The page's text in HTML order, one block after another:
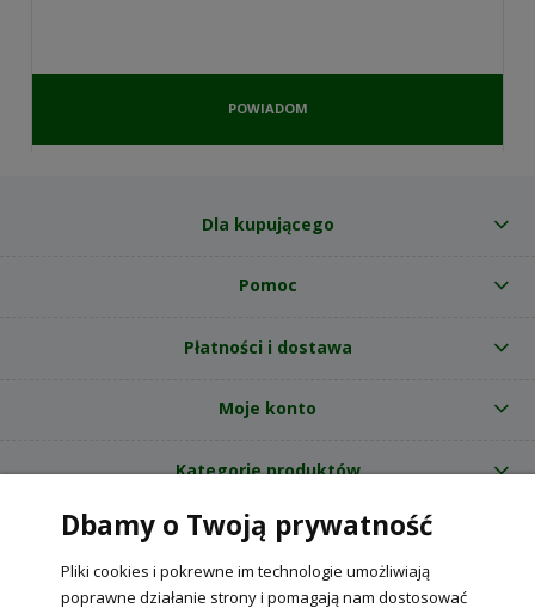
POWIADOM
DOSTĘPNOŚCI
Dla kupującego
Pomoc
Płatności i dostawa
Moje konto
Kategorie produktów
O nas
Internetowy sklep ogrodniczy z nasionami RajOgrodnika.pl
Dbamy o Twoją prywatność
Pliki cookies i pokrewne im technologie umożliwiają
poprawne działanie strony i pomagają nam dostosować